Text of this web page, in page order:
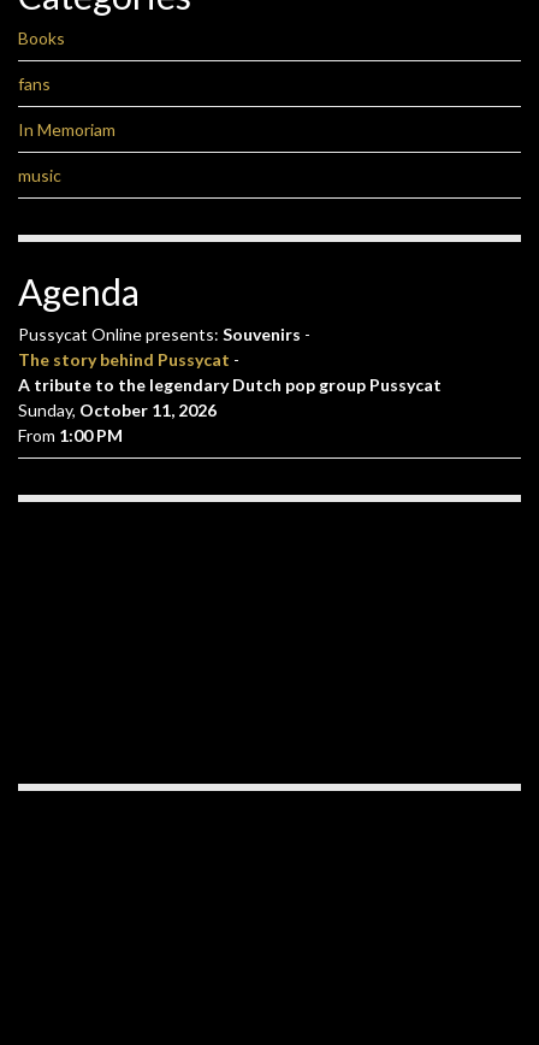
Books
fans
In Memoriam
music
Agenda
Pussycat Online presents: Souvenirs -
The story behind Pussycat -
A tribute to the legendary Dutch pop group Pussycat
Sunday, October 11, 2026
From 1:00 PM